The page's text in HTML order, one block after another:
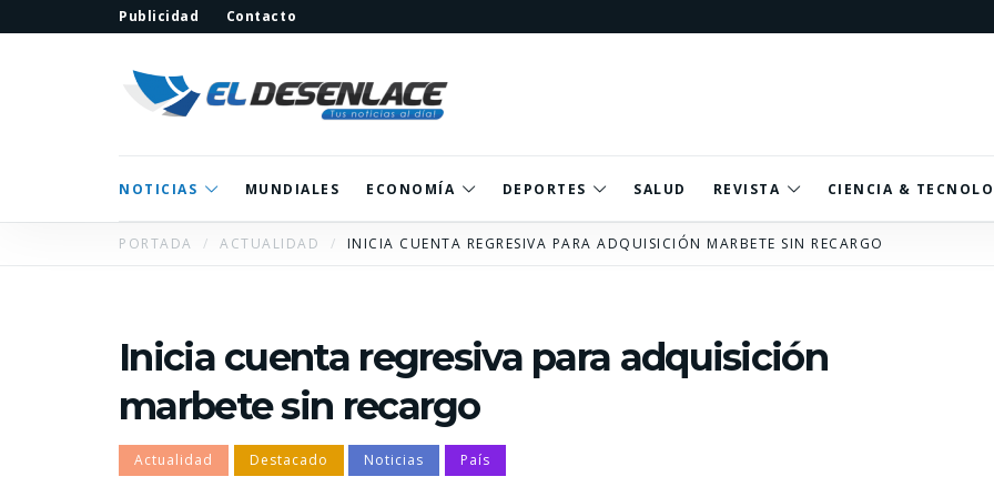
Publicidad Contacto
NOTICIAS MUNDIALES ECONOMÍA DEPORTES SALUD REVISTA CIENCIA &
PORTADA ACTUALIDAD INICIA CUENTA REGRESIVA PARA ADQUISICIÓN MARBETE SIN RECARGO
Inicia cuenta regresiva para adquisición
marbete sin recargo
Actualidad Destacado Noticias País